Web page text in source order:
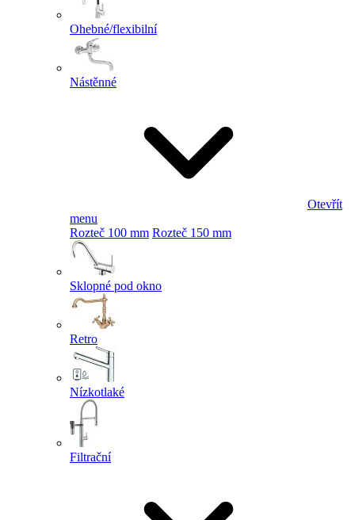
Ohebné/flexibilní
Nástěnné
Otevřít
menu
Rozteč 100 mm Rozteč 150 mm
Sklopné pod okno
Retro
Nízkotlaké
Filtrační